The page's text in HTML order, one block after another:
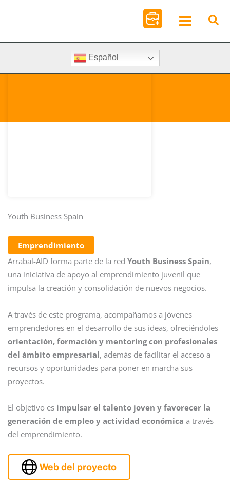
Español
Youth Business Spain
Emprendimiento
Arrabal-AID forma parte de la red Youth Business Spain,
una iniciativa de apoyo al emprendimiento juvenil que
impulsa la creación y consolidación de nuevos negocios.
A través de este programa, acompañamos a jóvenes
emprendedores en el desarrollo de sus ideas, ofreciéndoles
orientación, formación y mentoring con profesionales
del ámbito empresarial, además de facilitar el acceso a
recursos y oportunidades para poner en marcha sus
proyectos.
El objetivo es impulsar el talento joven y favorecer la
generación de empleo y actividad económica a través
del emprendimiento.
Web del proyecto